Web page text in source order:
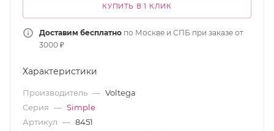
КУПИТЬ В 1 КЛИК
Доставим бесплатно по Москве и СПБ при заказе от
3000 ₽
Характеристики
Производитель — Voltega
Серия — Simple
Артикул — 8451